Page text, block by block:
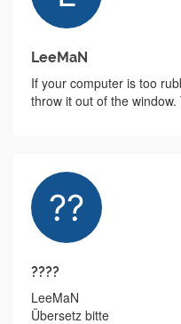
LeeMaN
If your computer is too
throw it out of the
????
LeeMaN
Übersetz bitte